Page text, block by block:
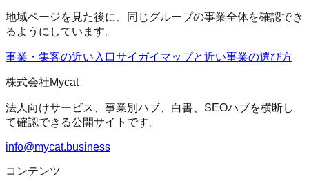
地域ページを見た後に、同じグループの事業全体を確認でき
るようにしています。
事業・集客の近い入口サイガイマップと近い事業の選び方
株式会社Mycat
法人向けサービス、事業別ハブ、白書、SEOハブを横断し
て確認できる公開サイトです。
info@mycat.business
コンテンツ